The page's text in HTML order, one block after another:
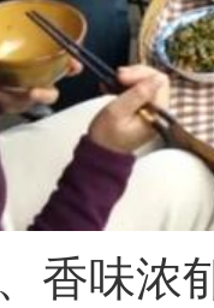
香味浓